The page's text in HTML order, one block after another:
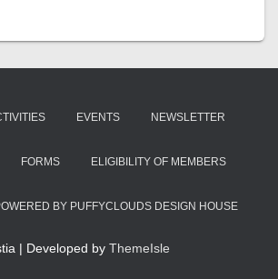
EVENTS NEWSLETTER
FORMS ELIGIBILITY OF MEMBERS
BY PUFFYCLOUDS DESIGN HOUSE
| Developed by ThemeIsle